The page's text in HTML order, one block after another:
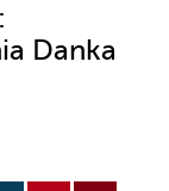
Danka